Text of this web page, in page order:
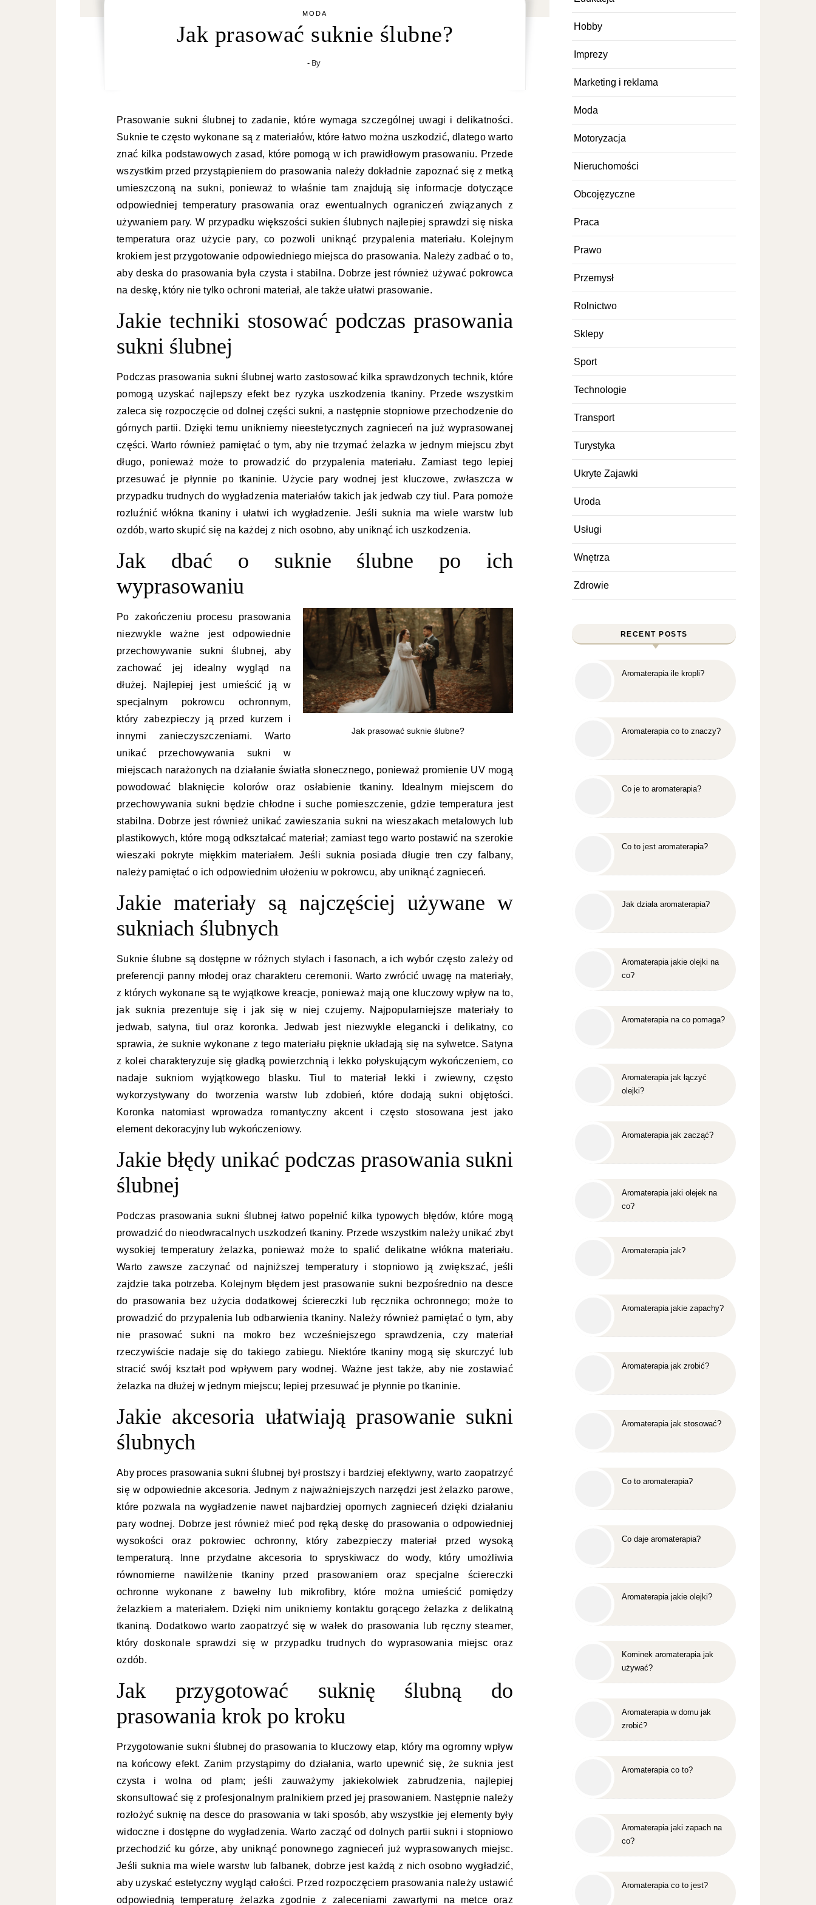
MODA
Jak prasować suknie ślubne?
- By
Prasowanie sukni ślubnej to zadanie, które wymaga szczególnej uwagi i delikatności.
Suknie te często wykonane są z materiałów, które łatwo można uszkodzić, dlatego warto
znać kilka podstawowych zasad, które pomogą w ich prawidłowym prasowaniu. Przede
wszystkim przed przystąpieniem do prasowania należy dokładnie zapoznać się z metką
umieszczoną na sukni, ponieważ to właśnie tam znajdują się informacje dotyczące
odpowiedniej temperatury prasowania oraz ewentualnych ograniczeń związanych z
używaniem pary. W przypadku większości sukien ślubnych najlepiej sprawdzi się niska
temperatura oraz użycie pary, co pozwoli uniknąć przypalenia materiału. Kolejnym
krokiem jest przygotowanie odpowiedniego miejsca do prasowania. Należy zadbać o to,
aby deska do prasowania była czysta i stabilna. Dobrze jest również używać pokrowca
na deskę, który nie tylko ochroni materiał, ale także ułatwi prasowanie.
Jakie techniki stosować podczas prasowania
sukni ślubnej
Podczas prasowania sukni ślubnej warto zastosować kilka sprawdzonych technik, które
pomogą uzyskać najlepszy efekt bez ryzyka uszkodzenia tkaniny. Przede wszystkim
zaleca się rozpoczęcie od dolnej części sukni, a następnie stopniowe przechodzenie do
górnych partii. Dzięki temu unikniemy nieestetycznych zagnieceń na już wyprasowanej
części. Warto również pamiętać o tym, aby nie trzymać żelazka w jednym miejscu zbyt
długo, ponieważ może to prowadzić do przypalenia materiału. Zamiast tego lepiej
przesuwać je płynnie po tkaninie. Użycie pary wodnej jest kluczowe, zwłaszcza w
przypadku trudnych do wygładzenia materiałów takich jak jedwab czy tiul. Para pomoże
rozluźnić włókna tkaniny i ułatwi ich wygładzenie. Jeśli suknia ma wiele warstw lub
ozdób, warto skupić się na każdej z nich osobno, aby uniknąć ich uszkodzenia.
Jak dbać o suknie ślubne po ich
wyprasowaniu
Jak prasować suknie ślubne?
Po zakończeniu procesu prasowania
niezwykle ważne jest odpowiednie
przechowywanie sukni ślubnej, aby
zachować jej idealny wygląd na
dłużej. Najlepiej jest umieścić ją w
specjalnym pokrowcu ochronnym,
który zabezpieczy ją przed kurzem i
innymi zanieczyszczeniami. Warto
unikać przechowywania sukni w
miejscach narażonych na działanie światła słonecznego, ponieważ promienie UV mogą
powodować blaknięcie kolorów oraz osłabienie tkaniny. Idealnym miejscem do
przechowywania sukni będzie chłodne i suche pomieszczenie, gdzie temperatura jest
stabilna. Dobrze jest również unikać zawieszania sukni na wieszakach metalowych lub
plastikowych, które mogą odkształcać materiał; zamiast tego warto postawić na szerokie
wieszaki pokryte miękkim materiałem. Jeśli suknia posiada długie tren czy falbany,
należy pamiętać o ich odpowiednim ułożeniu w pokrowcu, aby uniknąć zagnieceń.
Jakie materiały są najczęściej używane w
sukniach ślubnych
Suknie ślubne są dostępne w różnych stylach i fasonach, a ich wybór często zależy od
preferencji panny młodej oraz charakteru ceremonii. Warto zwrócić uwagę na materiały,
z których wykonane są te wyjątkowe kreacje, ponieważ mają one kluczowy wpływ na to,
jak suknia prezentuje się i jak się w niej czujemy. Najpopularniejsze materiały to
jedwab, satyna, tiul oraz koronka. Jedwab jest niezwykle elegancki i delikatny, co
sprawia, że suknie wykonane z tego materiału pięknie układają się na sylwetce. Satyna
z kolei charakteryzuje się gładką powierzchnią i lekko połyskującym wykończeniem, co
nadaje sukniom wyjątkowego blasku. Tiul to materiał lekki i zwiewny, często
wykorzystywany do tworzenia warstw lub zdobień, które dodają sukni objętości.
Koronka natomiast wprowadza romantyczny akcent i często stosowana jest jako
element dekoracyjny lub wykończeniowy.
Jakie błędy unikać podczas prasowania sukni
ślubnej
Podczas prasowania sukni ślubnej łatwo popełnić kilka typowych błędów, które mogą
prowadzić do nieodwracalnych uszkodzeń tkaniny. Przede wszystkim należy unikać zbyt
wysokiej temperatury żelazka, ponieważ może to spalić delikatne włókna materiału.
Warto zawsze zaczynać od najniższej temperatury i stopniowo ją zwiększać, jeśli
zajdzie taka potrzeba. Kolejnym błędem jest prasowanie sukni bezpośrednio na desce
do prasowania bez użycia dodatkowej ściereczki lub ręcznika ochronnego; może to
prowadzić do przypalenia lub odbarwienia tkaniny. Należy również pamiętać o tym, aby
nie prasować sukni na mokro bez wcześniejszego sprawdzenia, czy materiał
rzeczywiście nadaje się do takiego zabiegu. Niektóre tkaniny mogą się skurczyć lub
stracić swój kształt pod wpływem pary wodnej. Ważne jest także, aby nie zostawiać
żelazka na dłużej w jednym miejscu; lepiej przesuwać je płynnie po tkaninie.
Jakie akcesoria ułatwiają prasowanie sukni
ślubnych
Aby proces prasowania sukni ślubnej był prostszy i bardziej efektywny, warto zaopatrzyć
się w odpowiednie akcesoria. Jednym z najważniejszych narzędzi jest żelazko parowe,
które pozwala na wygładzenie nawet najbardziej opornych zagnieceń dzięki działaniu
pary wodnej. Dobrze jest również mieć pod ręką deskę do prasowania o odpowiedniej
wysokości oraz pokrowiec ochronny, który zabezpieczy materiał przed wysoką
temperaturą. Inne przydatne akcesoria to spryskiwacz do wody, który umożliwia
równomierne nawilżenie tkaniny przed prasowaniem oraz specjalne ściereczki
ochronne wykonane z bawełny lub mikrofibry, które można umieścić pomiędzy
żelazkiem a materiałem. Dzięki nim unikniemy kontaktu gorącego żelazka z delikatną
tkaniną. Dodatkowo warto zaopatrzyć się w wałek do prasowania lub ręczny steamer,
który doskonale sprawdzi się w przypadku trudnych do wyprasowania miejsc oraz
ozdób.
Jak przygotować suknię ślubną do
prasowania krok po kroku
Przygotowanie sukni ślubnej do prasowania to kluczowy etap, który ma ogromny wpływ
na końcowy efekt. Zanim przystąpimy do działania, warto upewnić się, że suknia jest
czysta i wolna od plam; jeśli zauważymy jakiekolwiek zabrudzenia, najlepiej
skonsultować się z profesjonalnym pralnikiem przed jej prasowaniem. Następnie należy
rozłożyć suknię na desce do prasowania w taki sposób, aby wszystkie jej elementy były
widoczne i dostępne do wygładzenia. Warto zacząć od dolnych partii sukni i stopniowo
przechodzić ku górze, aby uniknąć ponownego zagnieceń już wyprasowanych miejsc.
Jeśli suknia ma wiele warstw lub falbanek, dobrze jest każdą z nich osobno wygładzić,
aby uzyskać estetyczny wygląd całości. Przed rozpoczęciem prasowania należy ustawić
odpowiednią temperaturę żelazka zgodnie z zaleceniami zawartymi na metce oraz
Hobby
Imprezy
Marketing i reklama
Moda
Motoryzacja
Nieruchomości
Obcojęzyczne
Praca
Prawo
Przemysł
Rolnictwo
Sklepy
Sport
Technologie
Transport
Turystyka
Ukryte Zajawki
Uroda
Usługi
Wnętrza
Zdrowie
RECENT POSTS
Aromaterapia ile kropli?
Aromaterapia co to znaczy?
Co je to aromaterapia?
Co to jest aromaterapia?
Jak działa aromaterapia?
Aromaterapia jakie olejki na
co?
Aromaterapia na co pomaga?
Aromaterapia jak łączyć
olejki?
Aromaterapia jak zacząć?
Aromaterapia jaki olejek na
co?
Aromaterapia jak?
Aromaterapia jakie zapachy?
Aromaterapia jak zrobić?
Aromaterapia jak stosować?
Co to aromaterapia?
Co daje aromaterapia?
Aromaterapia jakie olejki?
Kominek aromaterapia jak
używać?
Aromaterapia w domu jak
zrobić?
Aromaterapia co to?
Aromaterapia jaki zapach na
co?
Aromaterapia co to jest?